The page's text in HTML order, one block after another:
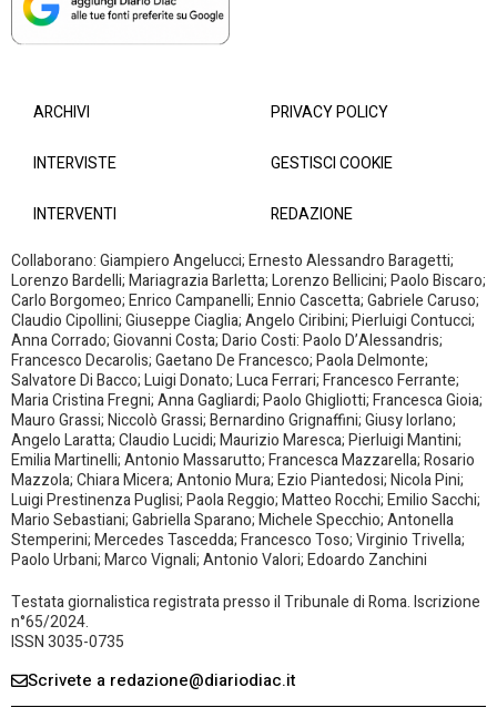
ARCHIVI
INTERVISTE
INTERVENTI
PRIVACY POLICY
GESTISCI COOKIE
REDAZIONE
Collaborano: Giampiero Angelucci; Ernesto Alessandro Baragetti;
Lorenzo Bardelli; Mariagrazia Barletta; Lorenzo Bellicini; Paolo Biscaro;
Carlo Borgomeo; Enrico Campanelli; Ennio Cascetta; Gabriele Caruso;
Claudio Cipollini; Giuseppe Ciaglia; Angelo Ciribini; Pierluigi Contucci;
Anna Corrado; Giovanni Costa; Dario Costi: Paolo D’Alessandris;
Francesco Decarolis; Gaetano De Francesco; Paola Delmonte;
Salvatore Di Bacco; Luigi Donato; Luca Ferrari; Francesco Ferrante;
Maria Cristina Fregni; Anna Gagliardi; Paolo Ghigliotti; Francesca Gioia;
Mauro Grassi; Niccolò Grassi; Bernardino Grignaffini; Giusy Iorlano;
Angelo Laratta; Claudio Lucidi; Maurizio Maresca; Pierluigi Mantini;
Emilia Martinelli; Antonio Massarutto; Francesca Mazzarella; Rosario
Mazzola; Chiara Micera; Antonio Mura; Ezio Piantedosi; Nicola Pini;
Luigi Prestinenza Puglisi; Paola Reggio; Matteo Rocchi; Emilio Sacchi;
Mario Sebastiani; Gabriella Sparano; Michele Specchio; Antonella
Stemperini; Mercedes Tascedda; Francesco Toso; Virginio Trivella;
Paolo Urbani; Marco Vignali; Antonio Valori; Edoardo Zanchini
Testata giornalistica registrata presso il Tribunale di Roma. Iscrizione
n°65/2024.
ISSN 3035-0735
Scrivete a redazione@diariodiac.it